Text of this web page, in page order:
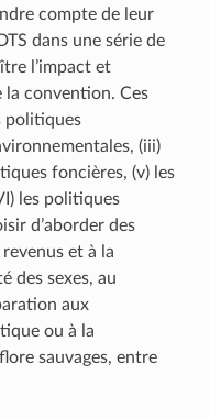
compte de leur
dans une série de
l’impact et
la convention. Ces
politiques
(iii)
foncières, (v) les
les politiques
d’aborder des
et à la
des sexes, au
aux
ou à la
sauvages, entre